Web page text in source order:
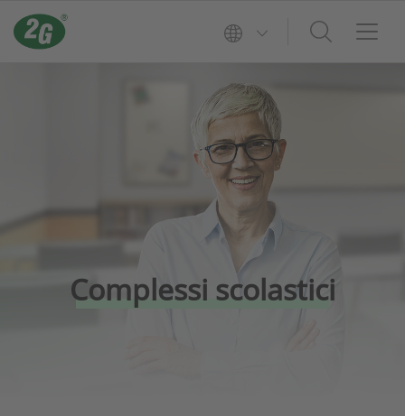
Complessi scolastici